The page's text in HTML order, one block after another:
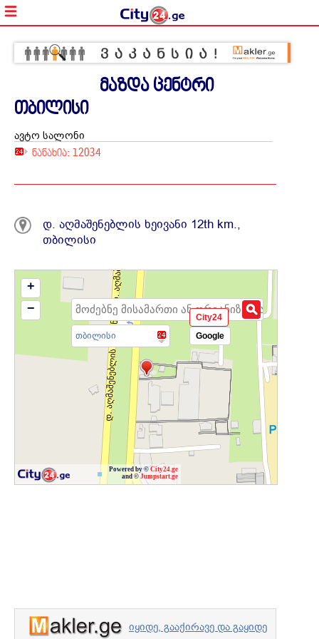
მაზდა ცენტრი
თბილისი
ავტო სალონი
ნანახია: 12034
დ. აღმაშენებლის ხეივანი 12th km.,
თბილისი
თბილისი
Powered by ©City24.ge
and ©Jumpstart.ge
+
−
City24
Google
იყიდე, გააქირავე და გაყიდე